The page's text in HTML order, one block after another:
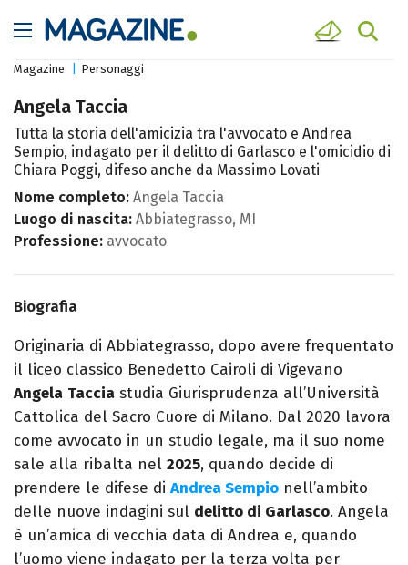
Magazine Personaggi
Angela Taccia
Tutta la storia dell'amicizia tra l'avvocato e Andrea
Sempio, indagato per il delitto di Garlasco e l'omicidio di
Chiara Poggi, difeso anche da Massimo Lovati
Nome completo: Angela Taccia
Luogo di nascita: Abbiategrasso, MI
Professione: avvocato
Biografia
Originaria di Abbiategrasso, dopo avere frequentato
il liceo classico Benedetto Cairoli di Vigevano
Angela Taccia studia Giurisprudenza all’Università
Cattolica del Sacro Cuore di Milano. Dal 2020 lavora
come avvocato in un studio legale, ma il suo nome
sale alla ribalta nel 2025, quando decide di
prendere le difese di Andrea Sempio nell’ambito
delle nuove indagini sul delitto di Garlasco. Angela
è un’amica di vecchia data di Andrea e, quando
l’uomo viene indagato per la terza volta per